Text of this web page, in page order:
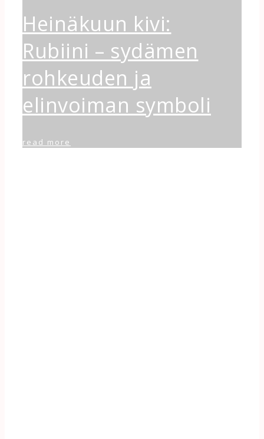
Heinäkuun kivi:
Rubiini – sydämen
rohkeuden ja
elinvoiman symboli
read more